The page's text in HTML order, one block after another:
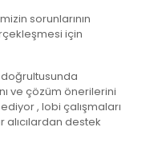
sorunlarının
için
doğrultusunda
ve çözüm önerilerini
, lobi çalışmaları
destek